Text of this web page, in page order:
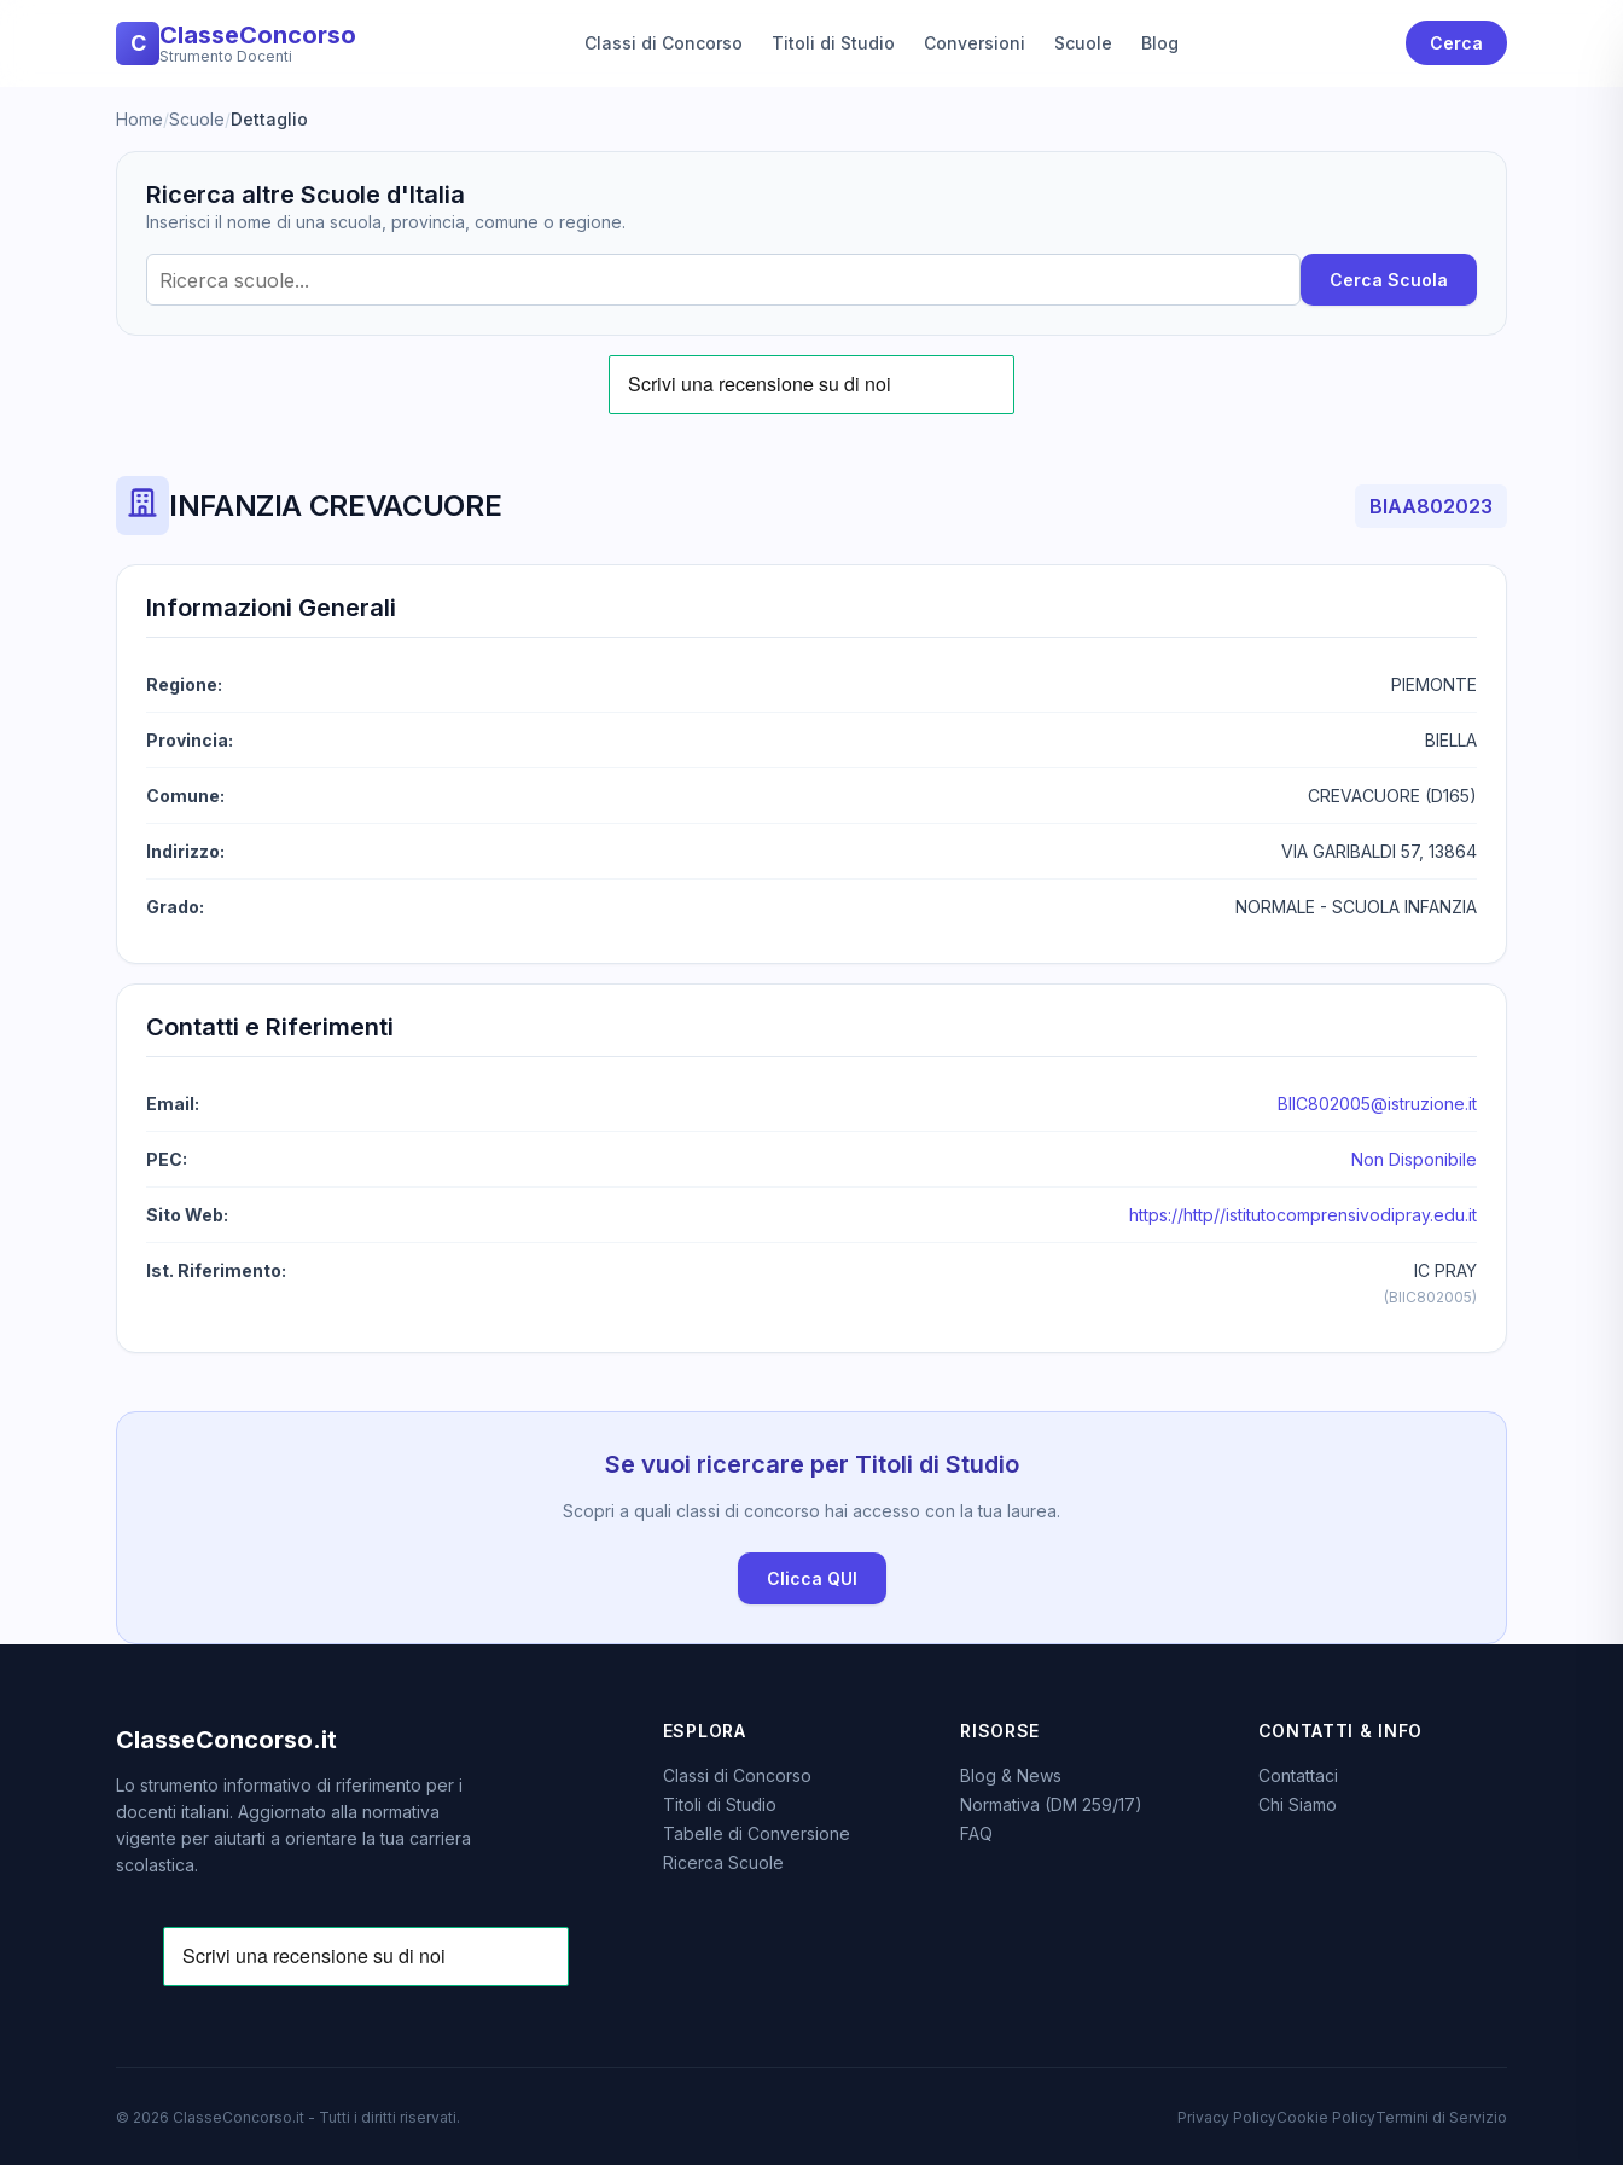
C ClasseConcorso
Strumento Docenti
Classi di Concorso Titoli di Studio Conversioni Scuole Blog Cerca
Home/Scuole/Dettaglio
Ricerca altre Scuole d'Italia
Inserisci il nome di una scuola, provincia, comune o regione.
Cerca Scuola
INFANZIA CREVACUORE BIAA802023
Informazioni Generali
Regione: PIEMONTE
Provincia: BIELLA
Comune: CREVACUORE (D165)
Indirizzo: VIA GARIBALDI 57, 13864
Grado: NORMALE - SCUOLA INFANZIA
Contatti e Riferimenti
Email: BIIC802005@istruzione.it
PEC: Non Disponibile
Sito Web: https://http//istitutocomprensivodipray.edu.it
Ist. Riferimento: IC PRAY
(BIIC802005)
Se vuoi ricercare per Titoli di Studio
Scopri a quali classi di concorso hai accesso con la tua laurea.
Clicca QUI
ClasseConcorso.it
Lo strumento informativo di riferimento per i
docenti italiani. Aggiornato alla normativa
vigente per aiutarti a orientare la tua carriera
scolastica.
ESPLORA
Classi di Concorso
Titoli di Studio
Tabelle di Conversione
Ricerca Scuole
RISORSE
Blog & News
Normativa (DM 259/17)
FAQ
CONTATTI & INFO
Contattaci
Chi Siamo
© 2026 ClasseConcorso.it - Tutti i diritti riservati. Privacy PolicyCookie PolicyTermini di Servizio